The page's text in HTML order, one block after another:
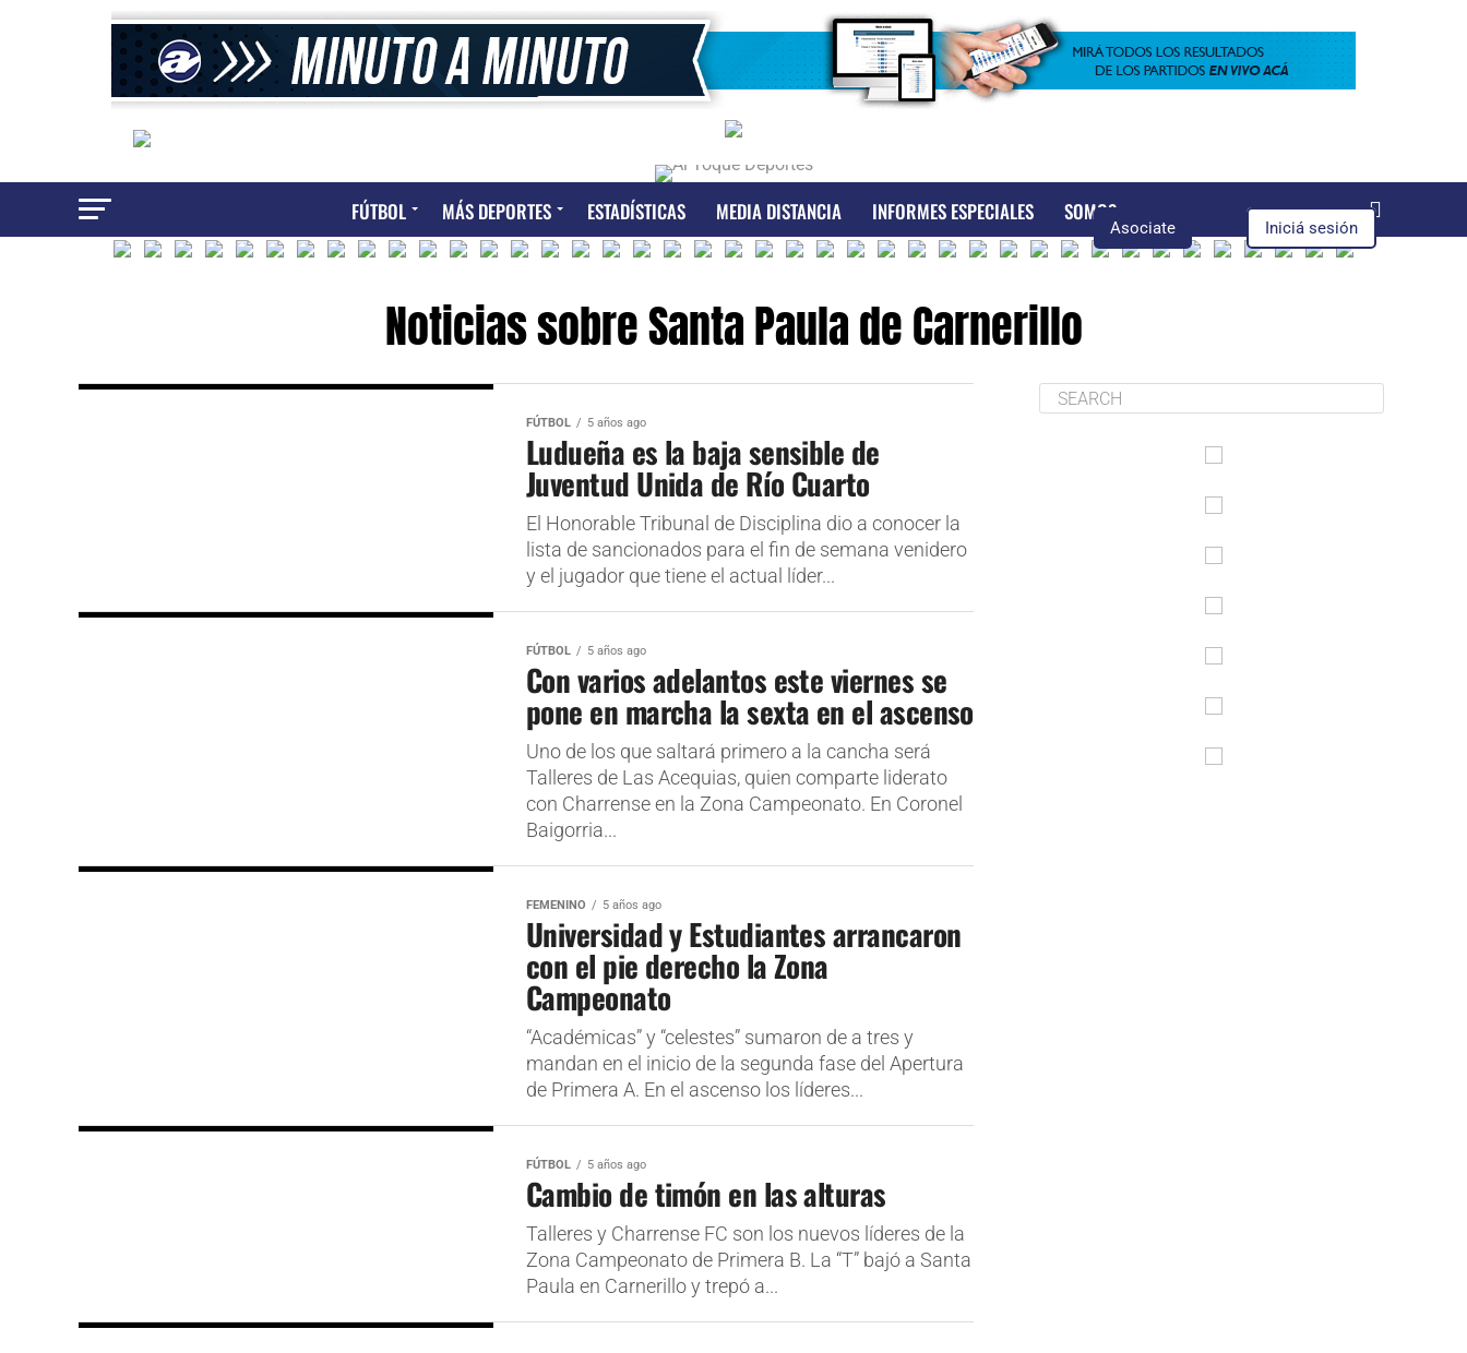
Asociate Iniciá sesión
FÚTBOL MÁS DEPORTES ESTADÍSTICAS MEDIA DISTANCIA INFORMES ESPECIALES SOMOS
Noticias sobre Santa Paula de Carnerillo
FÚTBOL 5 años ago
Ludueña es la baja sensible de
Juventud Unida de Río Cuarto
El Honorable Tribunal de Disciplina dio a conocer la
lista de sancionados para el fin de semana venidero
y el jugador que tiene el actual líder...
FÚTBOL 5 años ago
Con varios adelantos este viernes se
pone en marcha la sexta en el ascenso
Uno de los que saltará primero a la cancha será
Talleres de Las Acequias, quien comparte liderato
con Charrense en la Zona Campeonato. En Coronel
Baigorria...
FEMENINO 5 años ago
Universidad y Estudiantes arrancaron
con el pie derecho la Zona
Campeonato
“Académicas” y “celestes” sumaron de a tres y
mandan en el inicio de la segunda fase del Apertura
de Primera A. En el ascenso los líderes...
FÚTBOL 5 años ago
Cambio de timón en las alturas
Talleres y Charrense FC son los nuevos líderes de la
Zona Campeonato de Primera B. La “T” bajó a Santa
Paula en Carnerillo y trepó a...